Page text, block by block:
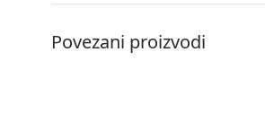
Povezani proizvodi